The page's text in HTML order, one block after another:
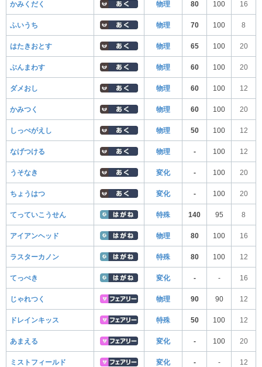
かみくだく 物理 80 100 16
ふいうち 物理 70 100 8
はたきおとす 物理 65 100 20
ぶんまわす 物理 60 100 20
ダメおし 物理 60 100 12
かみつく 物理 60 100 20
しっぺがえし 物理 50 100 12
なげつける 物理 - 100 12
うそなき 変化 - 100 20
ちょうはつ 変化 - 100 20
てっていこうせん 特殊 140 95 8
アイアンヘッド 物理 80 100 16
ラスターカノン 特殊 80 100 12
てっぺき 変化 - - 16
じゃれつく 物理 90 90 12
ドレインキッス 特殊 50 100 12
あまえる 変化 - 100 20
ミストフィールド 変化 - - 12